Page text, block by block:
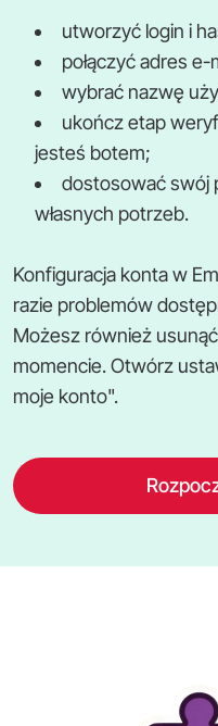
utworzyć login i
połączyć adres
wybrać nazwę
ukończ etap
jesteś botem;
dostosować swój
własnych potrzeb.
Konfiguracja konta w
razie problemów
Możesz również
momencie. Otwórz
moje konto".